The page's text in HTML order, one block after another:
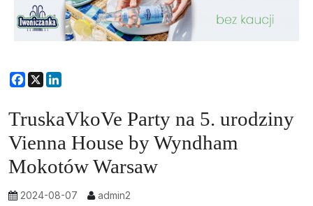
Facebook
X
TruskaVkoVe Party na 5. urodziny
Vienna House by Wyndham
Mokotów Warsaw
2024-08-07 admin2